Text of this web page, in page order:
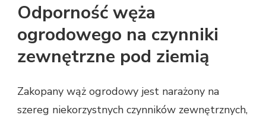
Odporność węża
ogrodowego na czynniki
zewnętrzne pod ziemią
Zakopany wąż ogrodowy jest narażony na
szereg niekorzystnych czynników zewnętrznych,